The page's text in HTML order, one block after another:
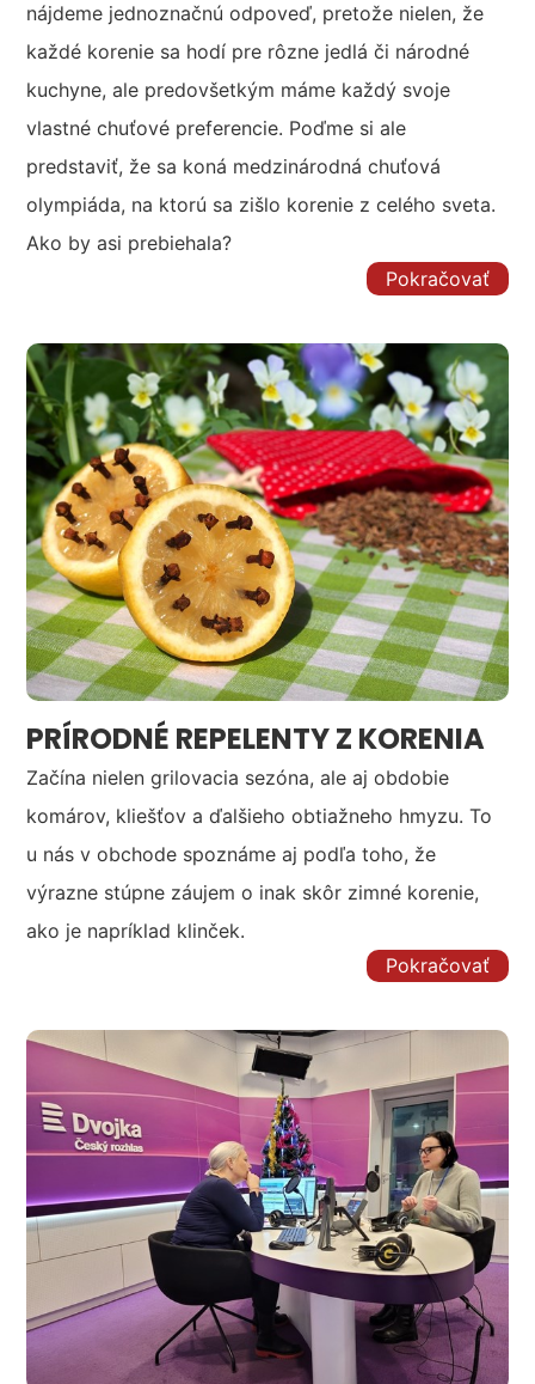
nájdeme jednoznačnú odpoveď, pretože nielen, že
každé korenie sa hodí pre rôzne jedlá či národné
kuchyne, ale predovšetkým máme každý svoje
vlastné chuťové preferencie. Poďme si ale
predstaviť, že sa koná medzinárodná chuťová
olympiáda, na ktorú sa zišlo korenie z celého sveta.
Ako by asi prebiehala?
Pokračovať
PRÍRODNÉ REPELENTY Z KORENIA
Začína nielen grilovacia sezóna, ale aj obdobie
komárov, kliešťov a ďalšieho obtiažneho hmyzu. To
u nás v obchode spoznáme aj podľa toho, že
výrazne stúpne záujem o inak skôr zimné korenie,
ako je napríklad klinček.
Pokračovať